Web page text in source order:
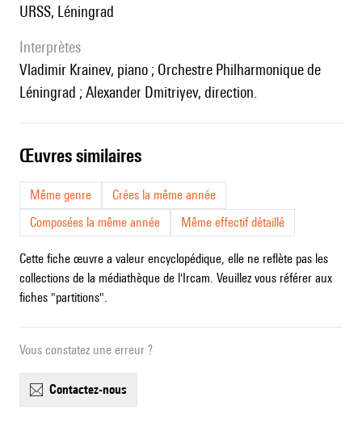
URSS, Léningrad
interprètes
Vladimir Krainev, piano ; Orchestre Philharmonique de
Léningrad ; Alexander Dmitriyev, direction.
œuvres similaires
Même genre
Crées la même année
Composées la même année
Même effectif détaillé
Cette fiche œuvre a valeur encyclopédique, elle ne reflète pas les
collections de la médiathèque de l'Ircam. Veuillez vous référer aux
fiches "partitions".
Vous constatez une erreur ?
contactez-nous